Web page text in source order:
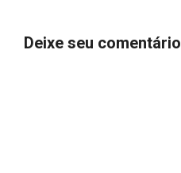
Deixe seu comentário